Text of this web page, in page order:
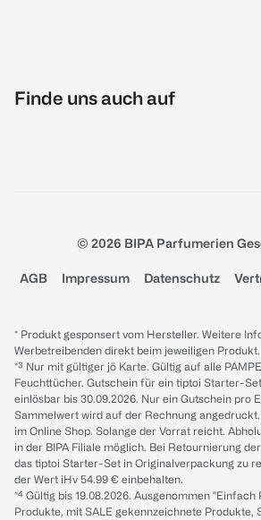
Finde uns auch auf
© 2026 BIPA Parfumerien
AGB Impressum Datenschutz
* Produkt gesponsert vom Hersteller. Weitere
Werbetreibenden direkt beim jeweiligen Produkt.
*³ Nur mit gültiger jö Karte. Gültig auf alle
Feuchttücher. Gutschein für ein tiptoi Starter-
einlösbar bis 30.09.2026. Nur ein Gutschein pro
Sammelwert wird auf der Rechnung
im Online Shop. Solange der Vorrat reicht.
in der BIPA Filiale möglich. Bei Retournierung
das tiptoi Starter-Set in Originalverpackung zu
der Wert iHv 54.99 € einbehalten.
*⁴ Gültig bis 19.08.2026. Ausgenommen
Produkte, mit SALE gekennzeichnete Produkte,